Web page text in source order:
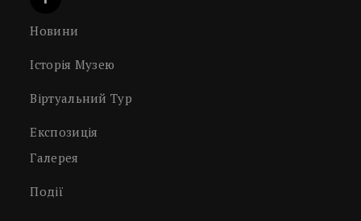
Новини
Історія Музею
Віртуальний Тур
Експозиція
Галерея
Події